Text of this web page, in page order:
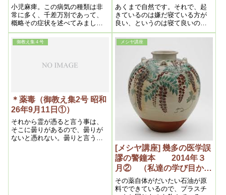
小児麻痺。この病気の種類は非
常に多く、千差万別であって、
概略その症状を述べてみましょ
う。そうして大体、先天的と後
天的に分ける事が出来ます。
あくまで自然です。それで、起
きているのは嫌だ寝ている方が
良い、というのは寝て良いので
す。その事で、医学の方で間違
っているのは「起きていてはい
けない、絶対安静だ」と言っ
て、フウフウ言って寝ているの
です。私の本にも書いてありま
すが、ピンピンしているのが、
健康診断で肺に曇りがある、絶
対安静でなければならないと言
って、段々弱らせて命迄亡くし
たという人がありますが、これ
は反自然だからいけないので
す。そういうわけですから、こ
の点を間違っている人は、おお
いに訂正しなければいけないと
思う。
御教え集４号
＊薬毒（御教え集2号 昭和
26年9月11日①）
それから霊が憑ると言う事は、
そこに曇りがあるので、曇りが
ないと憑れない。曇りと言うの
メシヤ講座
[メシヤ講座] 幾多の医学誤
謬の警鐘本 2014年３
月② （私達の学び目から
ウロコの内容より）
その薬自体がだいたい石油が原
料でできているので、プラスチ